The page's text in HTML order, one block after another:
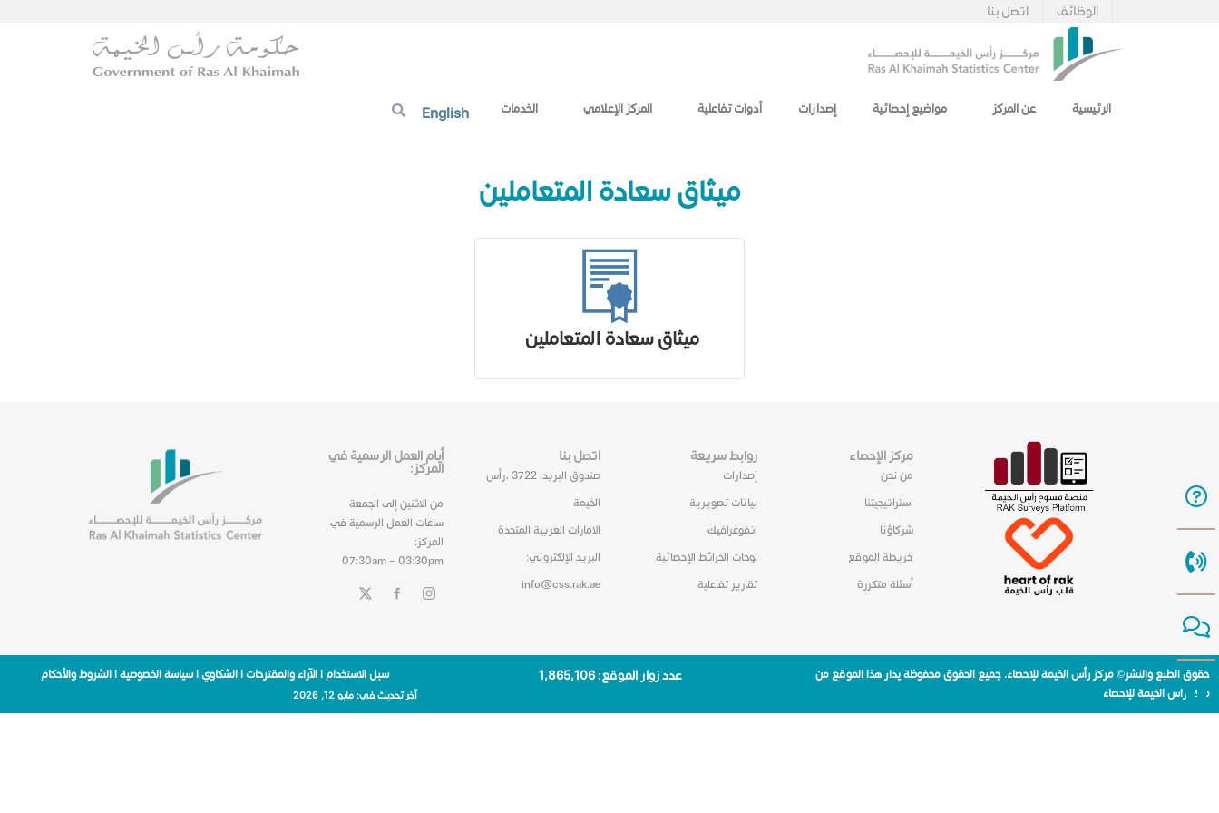
اتصل بنا الوظائف
الرئيسية عن المركز مواضيع إحصائية إصدارات أدوات تفاعلية المركز الإعلامي الخدمات English
ميثاق سعادة المتعاملين
ميثاق سعادة المتعاملين ​
مركز الإحصاء
من نحن
استراتيجيتنا
شركاؤنا
خريطة الموقع
أسئلة متكررة
روابط سريعة
إصدارات
بيانات تصويرية
انفوغرافيك
لوحات الخرائط الإحصائية
تقارير تفاعلية
اتصل بنا
صندوق البريد: 3722 ،رأس
الخيمة
الامارات العربية المتحدة
البريد الإلكتروني:
info@css.rak.ae
أيام العمل الرسمية في
المركز:
من الاثنين إلى الجمعة
ساعات العمل الرسمية في
المركز:
07:30am – 03:30pm
حقوق الطبع والنشر© مركز رأس الخيمة للإحصاء. جميع الحقوق محفوظة يدار هذا الموقع من
مركز راس الخيمة للإحصاء
عدد زوار الموقع: 1٬865٬106 سبل الاستخدام|الآراء والمقترحات|الشكاوي|سياسة الخصوصية|الشروط والأحكام
آخر تحديث في: مايو 12, 2026